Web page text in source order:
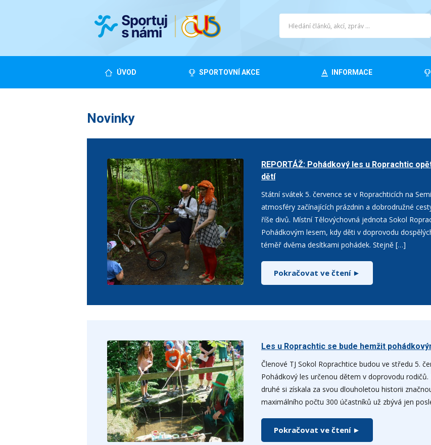
ÚVOD SPORTOVNÍ AKCE INFORMACE
Novinky
REPORTÁŽ: Pohádkový les u Roprachtic
dětí
Státní svátek 5. července se v Roprachticích na
atmosféry začínajících prázdnin a dobrodružné
říše divů. Místní Tělovýchovná jednota Sokol
Pohádkovým lesem, kdy děti v doprovodu
téměř dvěma desítkami pohádek. Stejně […]
Pokračovat ve čtení ►
Les u Roprachtic se bude hemžit
Členové TJ Sokol Roprachtice budou ve středu 5.
Pohádkový les určenou dětem v doprovodu
druhé si získala za svou dlouholetou historii
maximálního počtu 300 účastníků už zbývá jen
Pokračovat ve čtení ►